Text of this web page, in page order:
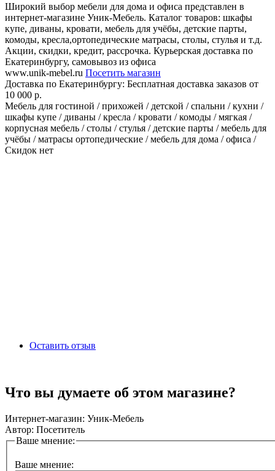
Широкий выбор мебели для дома и офиса представлен в
интернет-магазине Уник-Мебель. Каталог товаров: шкафы
купе, диваны, кровати, мебель для учёбы, детские парты,
комоды, кресла,ортопедические матрасы, столы, стулья и т.д.
Акции, скидки, кредит, рассрочка. Курьерская доставка по
Екатеринбургу, самовывоз из офиса
www.unik-mebel.ru Посетить магазин
Доставка по Екатеринбургу: Бесплатная доставка заказов от
10 000 р.
Мебель для гостиной / прихожей / детской / спальни / кухни /
шкафы купе / диваны / кресла / кровати / комоды / мягкая /
корпусная мебель / столы / стулья / детские парты / мебель для
учёбы / матрасы ортопедические / мебель для дома / офиса /
Скидок нет
Оставить отзыв
Что вы думаете об этом магазине?
Интернет-магазин: Уник-Мебель
Автор: Посетитель
Ваше мнение:
Ваше мнение: